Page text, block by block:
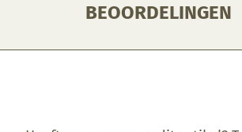
BEOORDELINGEN